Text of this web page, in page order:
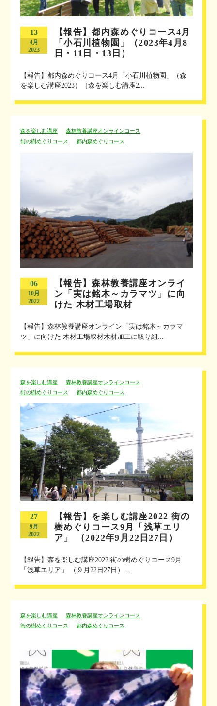
13
4月
2023
【報告】都内森めぐりコース4月
「小石川植物園」（2023年4月8
日・11日・13日）
【報告】都内森めぐりコース4月「小石川植物園」（森
を楽しむ講座2023）［森を楽しむ講座2...
森を楽しむ講座
森林教養講座オンラインコース
街の樹めぐりコース
都内森めぐりコース
06
10月
2022
【報告】森林教養講座オンライ
ン「実は銘木～カラマツ」に向
けた 木材工場取材
【報告】森林教養講座オンライン「実は銘木～カラマ
ツ」に向けた 木材工場取材木材加工に取り組...
森を楽しむ講座
森林教養講座オンラインコース
街の樹めぐりコース
都内森めぐりコース
27
9月
2022
【報告】を楽しむ講座2022 街の
樹めぐりコース9月「浅草エリ
ア」 （2022年9月22日27日）
【報告】森を楽しむ講座2022 街の樹めぐりコース9月
「浅草エリア」 （９月22日27日）...
森を楽しむ講座
森林教養講座オンラインコース
街の樹めぐりコース
都内森めぐりコース